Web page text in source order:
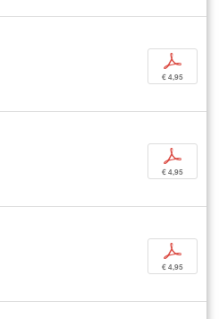
p
€ 4,95
p
€ 4,95
p
€ 4,95